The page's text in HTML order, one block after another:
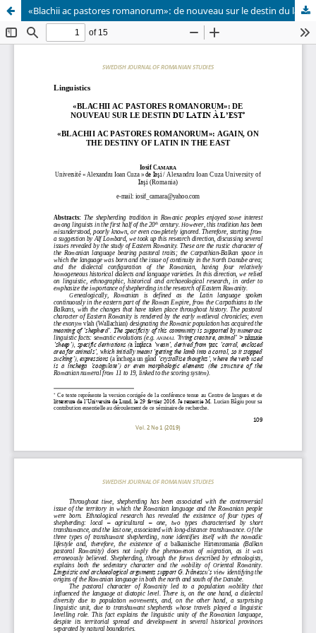
«Blachii ac pastores romanorum»: de nouveau sur le destin du latin à l’est / «Blachii ac pastores romanorum»: again, on the destiny of Latin in the East